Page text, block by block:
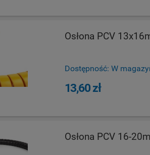
Osłona PCV
Dostępność: W
13,60 zł
Osłona PCV 16-